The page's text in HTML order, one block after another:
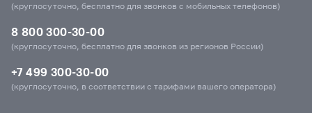
(круглосуточно, бесплатно для звонков с мобильных телефонов)
8 800 300-30-00
(круглосуточно, бесплатно для звонков из регионов России)
+7 499 300-30-00
(круглосуточно, в соответствии с тарифами вашего оператора)